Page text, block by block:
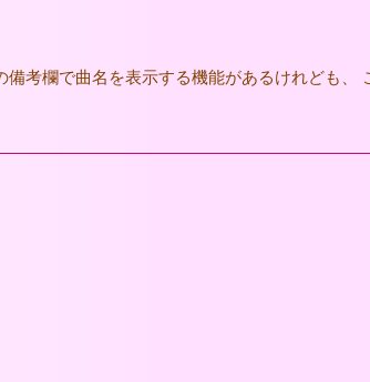
考欄で曲名を表示する機能があるけれども、